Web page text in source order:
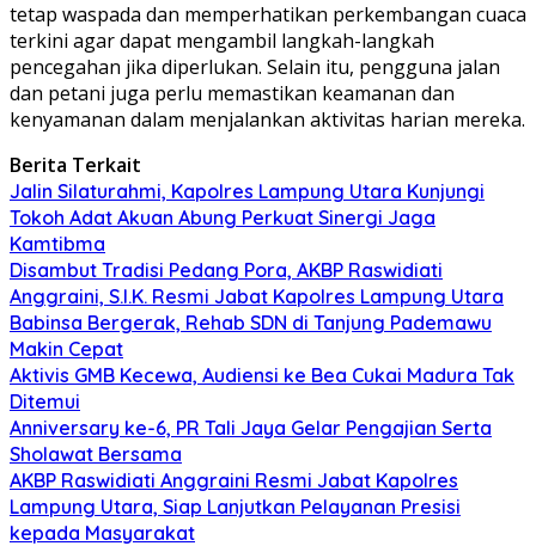
tetap waspada dan memperhatikan perkembangan cuaca
terkini agar dapat mengambil langkah-langkah
pencegahan jika diperlukan. Selain itu, pengguna jalan
dan petani juga perlu memastikan keamanan dan
kenyamanan dalam menjalankan aktivitas harian mereka.
Berita Terkait
Jalin Silaturahmi, Kapolres Lampung Utara Kunjungi
Tokoh Adat Akuan Abung Perkuat Sinergi Jaga
Kamtibma
Disambut Tradisi Pedang Pora, AKBP Raswidiati
Anggraini, S.I.K. Resmi Jabat Kapolres Lampung Utara
Babinsa Bergerak, Rehab SDN di Tanjung Pademawu
Makin Cepat
Aktivis GMB Kecewa, Audiensi ke Bea Cukai Madura Tak
Ditemui
Anniversary ke-6, PR Tali Jaya Gelar Pengajian Serta
Sholawat Bersama
AKBP Raswidiati Anggraini Resmi Jabat Kapolres
Lampung Utara, Siap Lanjutkan Pelayanan Presisi
kepada Masyarakat